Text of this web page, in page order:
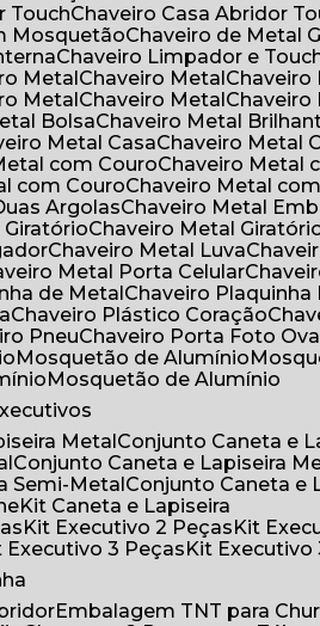
Touch Chaveiro Casa Abridor
Mosquetão Chaveiro de Metal
Chaveiro Limpador e
Metal Chaveiro Metal
Metal Chaveiro Metal
Bolsa Chaveiro Metal
Metal Casa
Chaveiro Metal
com Couro
Chaveiro Metal
com Couro
Chaveiro Metal
Argolas
Chaveiro Metal
Giratório Chaveiro Metal
Chaveiro Metal Luva
Metal Porta Celular
de Metal
Chaveiro
Chaveiro Plástico Coração
Pneu Chaveiro Porta Foto
Mosquetão de Alumínio
Mosquetão de Alumínio
Metal
Conjunto Caneta e
Conjunto Caneta e Lapiseira
Semi-Metal
Conjunto Caneta
Kit Caneta e Lapiseira
Kit Executivo 2 Peças
Kit
Executivo 3 Peças Kit
Embalagem TNT para